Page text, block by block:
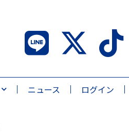
ニュース ログイン